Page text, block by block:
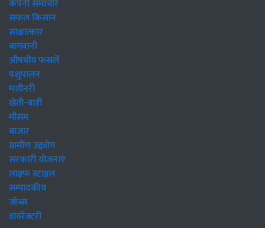
कंपनी समाचार
सफल किसान
साक्षात्कार
बागवानी
औषधीय फसलें
पशुपालन
मशीनरी
खेती-बाड़ी
मौसम
बाजार
ग्रामीण उद्द्योग
सरकारी योजनाएं
लाइफ स्टाइल
सम्पादकीय
जॉब्स
डायरेक्टरी